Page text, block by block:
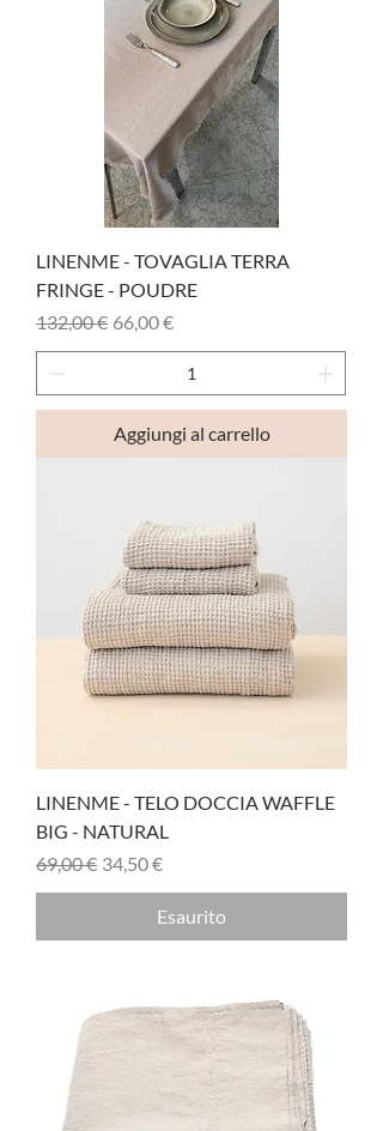
LINENME - TOVAGLIA TERRA
FRINGE - POUDRE
Prezzo regolare
132,00 € Prezzo scontato
66,00 €
Aggiungi al carrello
LINENME - TELO DOCCIA WAFFLE
BIG - NATURAL
Prezzo regolare
69,00 € Prezzo scontato
34,50 €
Esaurito